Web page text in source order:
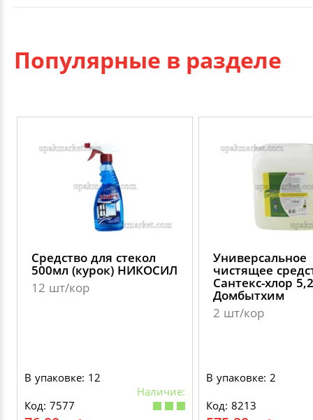
Популярные в разделе
Средство для стекол
500мл (курок) НИКОСИЛ
12 шт/кор
В упаковке: 12
Наличие:
Код: 7577
Универсальное
чистящее
Сантекс-хлор
Домбытхим
2 шт/кор
В упаковке: 2
Код: 8213